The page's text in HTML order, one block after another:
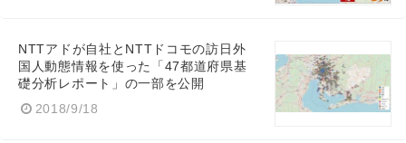
NTTアドが自社とNTTドコモの訪日外
国人動態情報を使った「47都道府県基
礎分析レポート」の一部を公開
2018/9/18